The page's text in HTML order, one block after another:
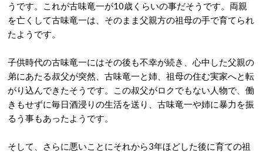
うです。これが古味竜一が10歳くらいの事だそうです。両親
を亡くして古味竜一は、そのまま父親方の祖母の手で育てられ
たようです。
子供時代の古味竜一にはその後も不幸が続き、心中した父親の
弟にあたる叔父が突然、古味竜一と姉、祖母の住む実家へと転
がり込んできたそうです。この叔父がロクでもない人物で、働
きもせずに毎日酒浸りの生活を送り、古味竜一や姉に暴力を振
るう事もあったようです。
そして、さらに悪いことにそれから3年ほどした後に育ての祖